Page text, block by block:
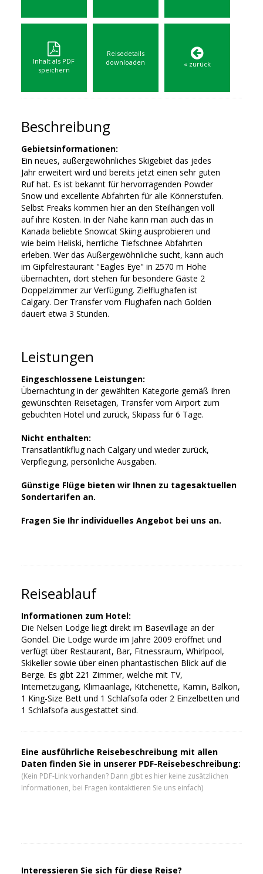
Inhalt als PDF
speichern
Reisedetails
downloaden
« zurück
Beschreibung
Gebietsinformationen:
Ein neues, außergewöhnliches Skigebiet das jedes
Jahr erweitert wird und bereits jetzt einen sehr guten
Ruf hat. Es ist bekannt für hervorragenden Powder
Snow und excellente Abfahrten für alle Könnerstufen.
Selbst Freaks kommen hier an den Steilhängen voll
auf ihre Kosten. In der Nähe kann man auch das in
Kanada beliebte Snowcat Skiing ausprobieren und
wie beim Heliski, herrliche Tiefschnee Abfahrten
erleben. Wer das Außergewöhnliche sucht, kann auch
im Gipfelrestaurant "Eagles Eye" in 2570 m Höhe
übernachten, dort stehen für besondere Gäste 2
Doppelzimmer zur Verfügung. Zielflughafen ist
Calgary. Der Transfer vom Flughafen nach Golden
dauert etwa 3 Stunden.
Leistungen
Eingeschlossene Leistungen:
Übernachtung in der gewählten Kategorie gemäß Ihren
gewünschten Reisetagen, Transfer vom Airport zum
gebuchten Hotel und zurück, Skipass für 6 Tage.
Nicht enthalten:
Transatlantikflug nach Calgary und wieder zurück,
Verpflegung, persönliche Ausgaben.
Günstige Flüge bieten wir Ihnen zu tagesaktuellen
Sondertarifen an.
Fragen Sie Ihr individuelles Angebot bei uns an.
Reiseablauf
Informationen zum Hotel:
Die Nelsen Lodge liegt direkt im Basevillage an der
Gondel. Die Lodge wurde im Jahre 2009 eröffnet und
verfügt über Restaurant, Bar, Fitnessraum, Whirlpool,
Skikeller sowie über einen phantastischen Blick auf die
Berge. Es gibt 221 Zimmer, welche mit TV,
Internetzugang, Klimaanlage, Kitchenette, Kamin, Balkon,
1 King-Size Bett und 1 Schlafsofa oder 2 Einzelbetten und
1 Schlafsofa ausgestattet sind.
Eine ausführliche Reisebeschreibung mit allen
Daten finden Sie in unserer PDF-Reisebeschreibung:
(Kein PDF-Link vorhanden? Dann gibt es hier keine zusätzlichen
Informationen, bei Fragen kontaktieren Sie uns einfach)
Interessieren Sie sich für diese Reise?